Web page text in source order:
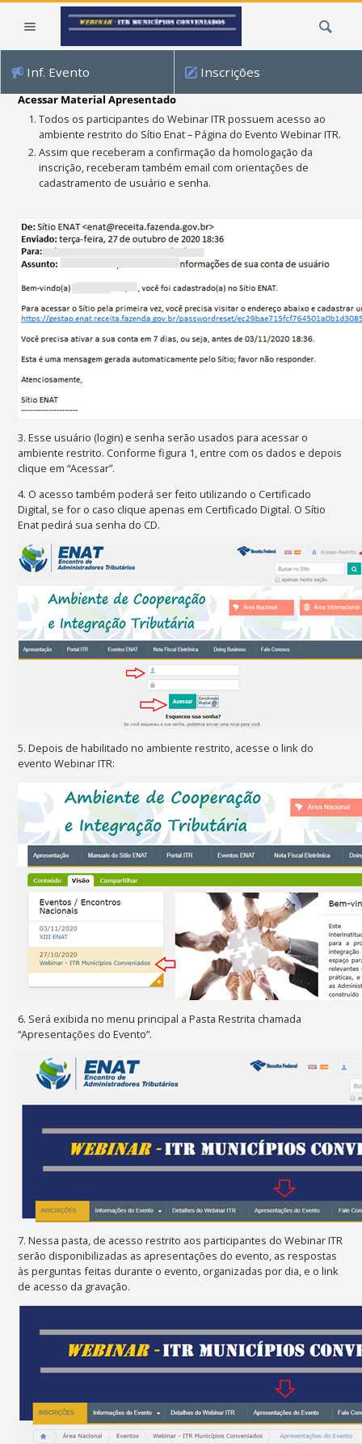
Inf. Evento Inscrições
Acessar Material Apresentado
Todos os participantes do Webinar ITR possuem acesso ao
ambiente restrito do Sítio Enat – Página do Evento Webinar ITR.
Assim que receberam a confirmação da homologação da
inscrição, receberam também email com orientações de
cadastramento de usuário e senha.
3. Esse usuário (login) e senha serão usados para acessar o
ambiente restrito. Conforme figura 1, entre com os dados e depois
clique em “Acessar”.
4. O acesso também poderá ser feito utilizando o Certificado
Digital, se for o caso clique apenas em Certificado Digital. O Sítio
Enat pedirá sua senha do CD.
5. Depois de habilitado no ambiente restrito, acesse o link do
evento Webinar ITR:
6. Será exibida no menu principal a Pasta Restrita chamada
“Apresentações do Evento”.
7. Nessa pasta, de acesso restrito aos participantes do Webinar ITR
serão disponibilizadas as apresentações do evento, as respostas
às perguntas feitas durante o evento, organizadas por dia, e o link
de acesso da gravação.